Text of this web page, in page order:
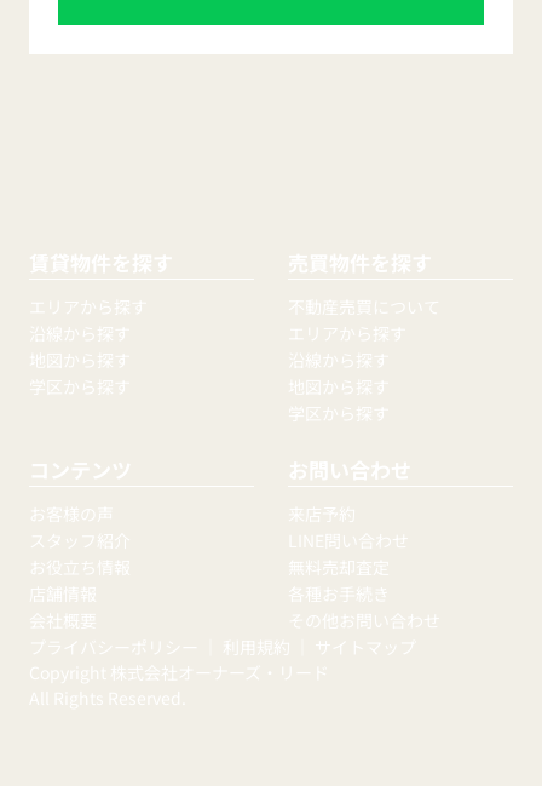
賃貸物件を探す
エリアから探す
沿線から探す
地図から探す
学区から探す
売買物件を探す
不動産売買について
エリアから探す
沿線から探す
地図から探す
学区から探す
コンテンツ
お客様の声
スタッフ紹介
お役立ち情報
店舗情報
会社概要
お問い合わせ
来店予約
LINE問い合わせ
無料売却査定
各種お手続き
その他お問い合わせ
プライバシーポリシー
利用規約
サイトマップ
Copyright 株式会社オーナーズ・リード
All Rights Reserved.